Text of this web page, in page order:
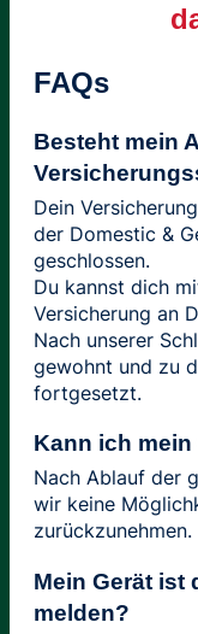
FAQs
Besteht mein
Dein
der Domestic &
geschlossen.
Du kannst dich
Versicherung an
Nach unserer
gewohnt und zu
fortgesetzt.
Kann ich
Nach Ablauf der
wir keine
zurückzunehmen.
Mein Gerät ist
melden?